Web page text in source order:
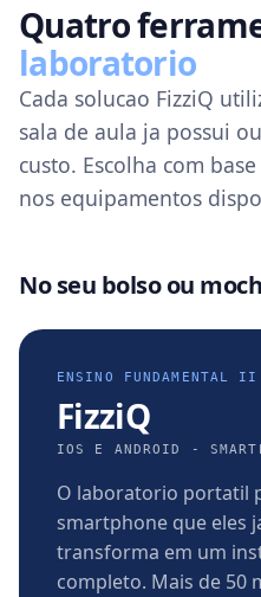
Quatro
laboratorio
Cada solucao FizziQ
sala de aula ja possui
custo. Escolha com
nos equipamentos
No seu bolso ou
ENSINO FUNDAMENTAL
FizziQ
IOS E ANDROID -
O laboratorio portatil
smartphone que eles
transforma em um
completo. Mais de 50